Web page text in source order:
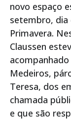
novo espaço
setembro, dia
Primavera.
Claussen
Medeiros,
Teresa, dos
chamada
e que são